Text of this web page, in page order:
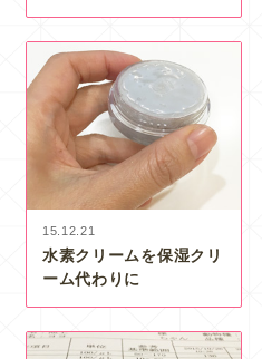
15.12.21
水素クリームを保湿クリ
ーム代わりに